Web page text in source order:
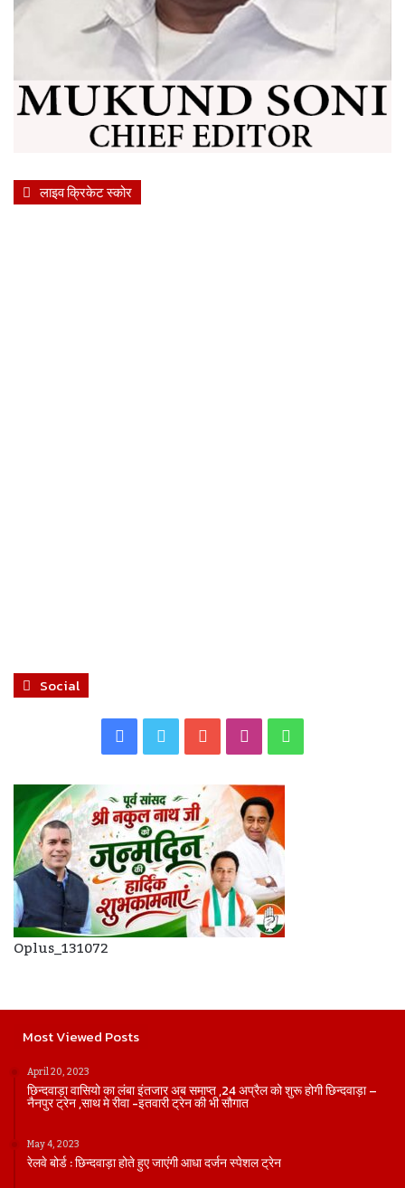
लाइव क्रिकेट स्कोर
Social
Facebook
Twitter YouTubeInstagram
Oplus_131072
Most Viewed Posts
April 20, 2023
छिन्दवाड़ा वासियो का लंबा इंतजार अब समाप्त ,24 अप्रैल को शुरू होगी छिन्दवाड़ा –
नैनपुर ट्रेन ,साथ मे रीवा -इतवारी ट्रेन की भी सौगात
May 4, 2023
रेलवे बोर्ड : छिन्दवाड़ा होते हुए जाएंगी आधा दर्जन स्पेशल ट्रेन